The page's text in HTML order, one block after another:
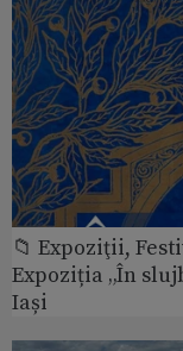
📁 Expoziţii,
Expoziția „În
Iași